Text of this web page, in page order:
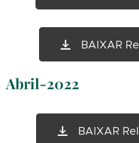
BAIXAR
Abril-2022
BAIXAR